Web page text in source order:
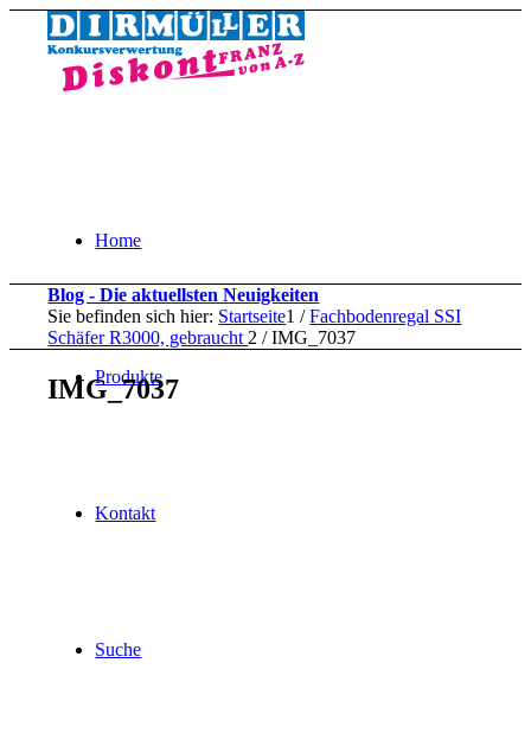
Home
Produkte
Kontakt
Suche
Blog - Die aktuellsten Neuigkeiten
Sie befinden sich hier: Startseite1 / Fachbodenregal SSI
Schäfer R3000, gebraucht 2 / IMG_7037
IMG_7037